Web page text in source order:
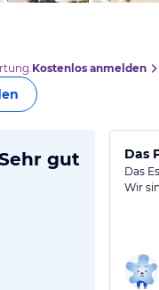
Kostenlos anmelden
gut Das
Das
Wir